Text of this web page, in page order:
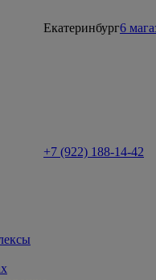
Екатеринбург6
+7 (922) 188-14-42